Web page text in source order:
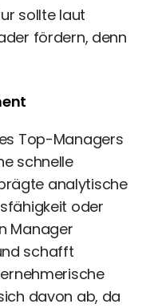
sollte laut
fördern, denn
Top-Managers
schnelle
analytische
oder
Manager
schafft
davon ab, da